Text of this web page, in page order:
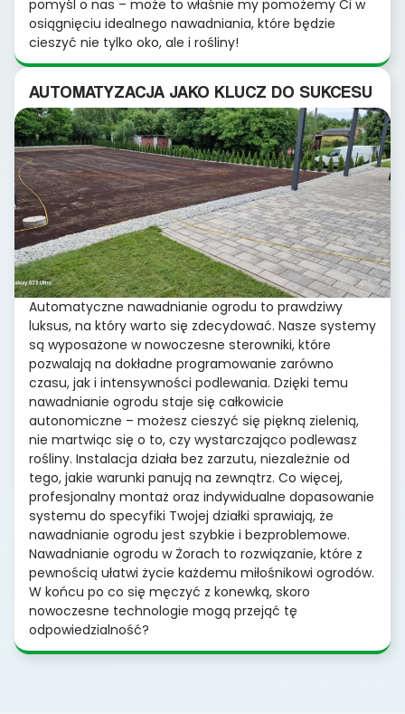
pomyśl o nas – może to właśnie my pomożemy Ci w
osiągnięciu idealnego nawadniania, które będzie
cieszyć nie tylko oko, ale i rośliny!
AUTOMATYZACJA JAKO KLUCZ DO SUKCESU
Automatyczne nawadnianie ogrodu to prawdziwy
luksus, na który warto się zdecydować. Nasze systemy
są wyposażone w nowoczesne sterowniki, które
pozwalają na dokładne programowanie zarówno
czasu, jak i intensywności podlewania. Dzięki temu
nawadnianie ogrodu staje się całkowicie
autonomiczne – możesz cieszyć się piękną zielenią,
nie martwiąc się o to, czy wystarczająco podlewasz
rośliny. Instalacja działa bez zarzutu, niezależnie od
tego, jakie warunki panują na zewnątrz. Co więcej,
profesjonalny montaż oraz indywidualne dopasowanie
systemu do specyfiki Twojej działki sprawiają, że
nawadnianie ogrodu jest szybkie i bezproblemowe.
Nawadnianie ogrodu w Żorach to rozwiązanie, które z
pewnością ułatwi życie każdemu miłośnikowi ogrodów.
W końcu po co się męczyć z konewką, skoro
nowoczesne technologie mogą przejąć tę
odpowiedzialność?